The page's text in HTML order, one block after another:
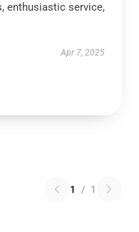
enthusiastic service,
Apr 7, 2025
1 / 1